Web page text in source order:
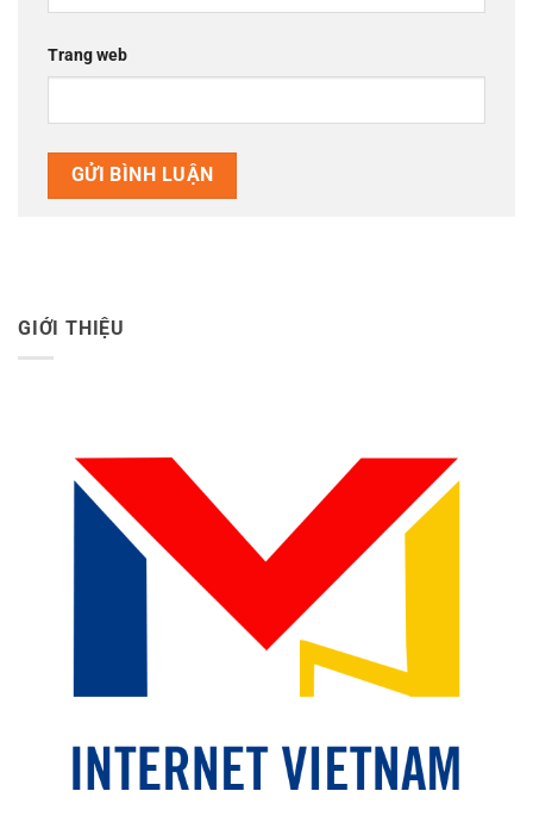
Trang web
GIỚI THIỆU